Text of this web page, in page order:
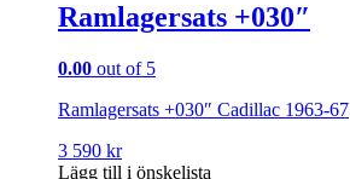
Ramlagersats +030″
0.00 out of 5
Ramlagersats +030″ Cadillac 1963-67
3 590 kr
Lägg till i önskelista